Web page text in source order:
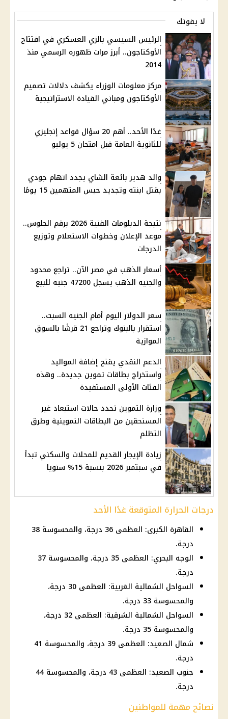
لا يفوتك
الرئيس السيسي بالزي العسكري في افتتاح
الأوكتاجون.. أبرز مرات ظهوره الرسمي منذ
2014
مركز معلومات الوزراء يكشف دلالات تصميم
الأوكتاجون ومباني القيادة الاستراتيجية
غدًا الأحد.. أهم 20 سؤال قواعد إنجليزي
للثانوية العامة قبل امتحان 5 يوليو
والد هدير بائعة الشاي يجدد اتهام جودي
بقتل ابنته وتجديد حبس المتهمين 15 يومًا
نتيجة الدبلومات الفنية 2026 برقم الجلوس..
موعد الإعلان وخطوات الاستعلام وتوزيع
الدرجات
أسعار الذهب في مصر الآن.. تراجع محدود
والجنيه الذهب يسجل 47200 جنيه للبيع
سعر الدولار اليوم أمام الجنيه السبت..
استقرار بالبنوك وتراجع 21 قرشًا بالسوق
الموازية
الدعم النقدي يفتح إضافة المواليد
واستخراج بطاقات تموين جديدة.. وهذه
الفئات الأولى المستفيدة
وزارة التموين تحدد حالات استبعاد غير
المستحقين من البطاقات التموينية وطرق
التظلم
زيادة الإيجار القديم للمحلات والسكني تبدأ
في سبتمبر 2026 بنسبة 15% سنويا
درجات الحرارة المتوقعة غدًا الأحد
القاهرة الكبرى: العظمى 36 درجة، والمحسوسة 38
درجة.
الوجه البحري: العظمى 35 درجة، والمحسوسة 37
درجة.
السواحل الشمالية الغربية: العظمى 30 درجة،
والمحسوسة 33 درجة.
السواحل الشمالية الشرقية: العظمى 32 درجة،
والمحسوسة 35 درجة.
شمال الصعيد: العظمى 39 درجة، والمحسوسة 41
درجة.
جنوب الصعيد: العظمى 43 درجة، والمحسوسة 44
درجة.
نصائح مهمة للمواطنين